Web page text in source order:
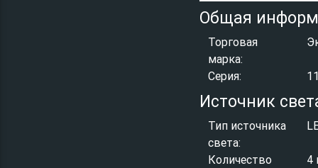
Общая
Торговая
марка:
Серия:
Источник
Тип источника
света:
Количество
4